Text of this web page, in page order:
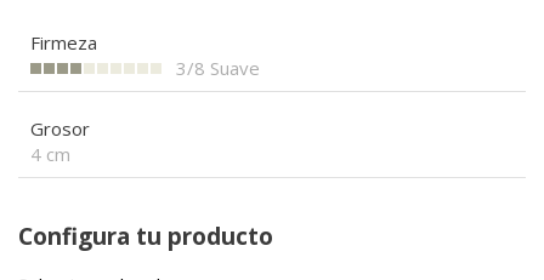
Firmeza
3/8 Suave
Grosor
4 cm
Configura tu producto